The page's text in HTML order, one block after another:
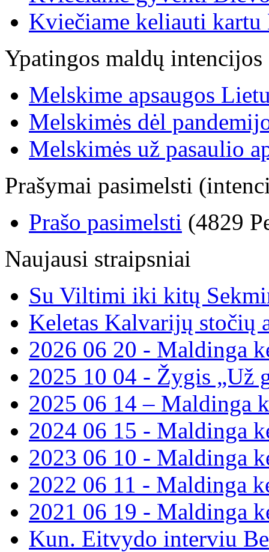
Kviečiame keliauti
Ypatingos maldų intencijos
Melskime apsaugos
Melskimės dėl
Melskimės už pasaulio
Prašymai pasimelsti
Prašo pasimelsti (4829
Naujausi straipsniai
Su Viltimi iki kitų
Keletas Kalvarijų stočių
2026 06 20 - Maldinga
2025 10 04 - Žygis „Už
2025 06 14 – Maldinga
2024 06 15 - Maldinga
2023 06 10 - Maldinga
2022 06 11 - Maldinga
2021 06 19 - Maldinga
Kun. Eitvydo interviu